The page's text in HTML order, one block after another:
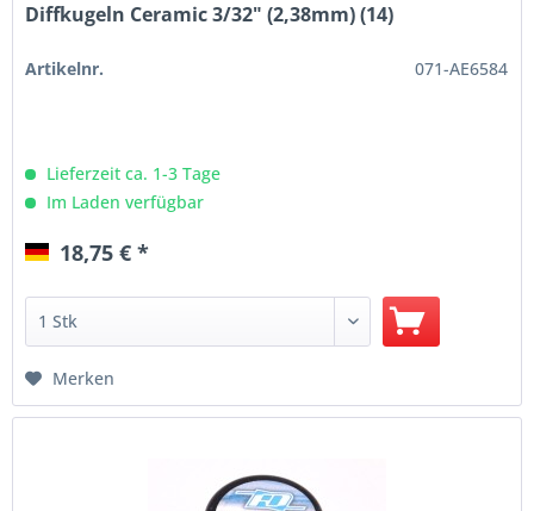
Diffkugeln Ceramic 3/32" (2,38mm) (14)
Artikelnr. 071-AE6584
Lieferzeit ca. 1-3 Tage
Im Laden verfügbar
18,75 € *
Merken